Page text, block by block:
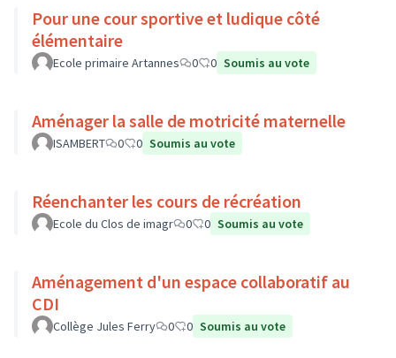
Pour une cour sportive et ludique côté
élémentaire
Ecole primaire Artannes 0 0 Soumis au vote
Aménager la salle de motricité maternelle
ISAMBERT 0 0 Soumis au vote
Réenchanter les cours de récréation
Ecole du Clos de imagr 0 0 Soumis au vote
Aménagement d'un espace collaboratif au
CDI
Collège Jules Ferry 0 0 Soumis au vote